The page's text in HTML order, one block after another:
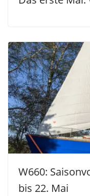
W660:
bis 22. Mai